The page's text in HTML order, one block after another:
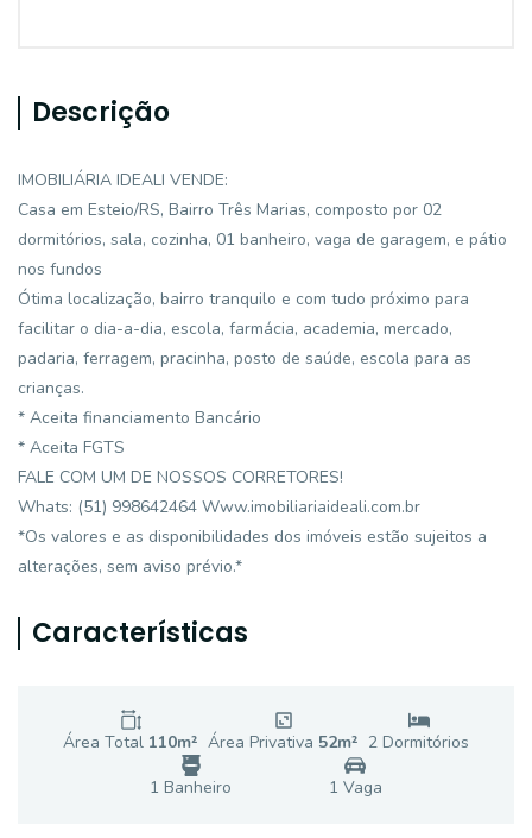
Descrição
IMOBILIÁRIA IDEALI VENDE:
Casa em Esteio/RS, Bairro Três Marias, composto por 02
dormitórios, sala, cozinha, 01 banheiro, vaga de garagem, e pátio
nos fundos
Ótima localização, bairro tranquilo e com tudo próximo para
facilitar o dia-a-dia, escola, farmácia, academia, mercado,
padaria, ferragem, pracinha, posto de saúde, escola para as
crianças.
* Aceita financiamento Bancário
* Aceita FGTS
FALE COM UM DE NOSSOS CORRETORES!
Whats: (51) 998642464 Www.imobiliariaideali.com.br
*Os valores e as disponibilidades dos imóveis estão sujeitos a
alterações, sem aviso prévio.*
Características
Área Total 110m² Área Privativa 52m² 2 Dormitórios
1 Banheiro 1 Vaga